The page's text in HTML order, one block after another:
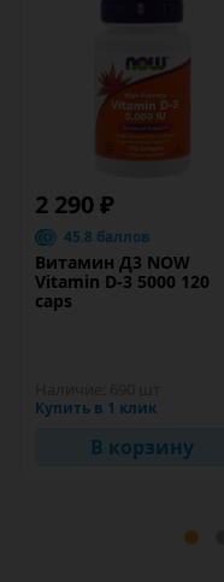
2 290 ₽
45.8 баллов
Витамин Д3 NOW
Vitamin D-3 5000 120
caps
Купить в 1 клик
В корзину